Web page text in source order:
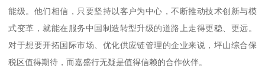
能级。他们相信，只要坚持以客户为中心，不断推动技术创新与模
式变革，就能在服务中国制造转型升级的道路上走得更稳、更远。
对于想要开拓国际市场、优化供应链管理的企业来说，坪山综合保
税区值得期待，而嘉盛行无疑是值得信赖的合作伙伴。